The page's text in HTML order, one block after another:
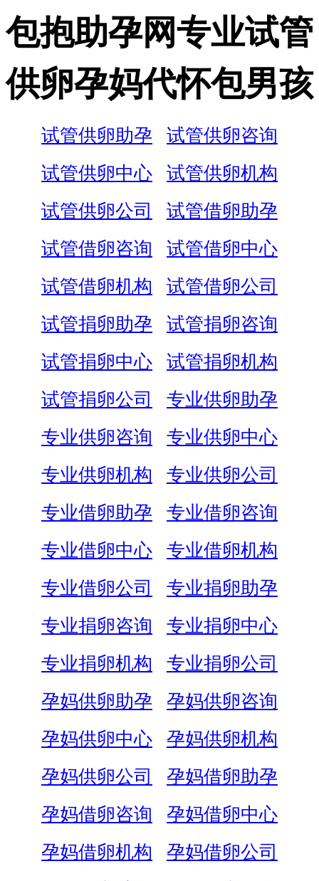
包抱助孕网专业试管
供卵孕妈代怀包男孩
试管供卵助孕
试管供卵咨询
试管供卵中心
试管供卵机构
试管供卵公司
试管借卵助孕
试管借卵咨询
试管借卵中心
试管借卵机构
试管借卵公司
试管捐卵助孕
试管捐卵咨询
试管捐卵中心
试管捐卵机构
试管捐卵公司
专业供卵助孕
专业供卵咨询
专业供卵中心
专业供卵机构
专业供卵公司
专业借卵助孕
专业借卵咨询
专业借卵中心
专业借卵机构
专业借卵公司
专业捐卵助孕
专业捐卵咨询
专业捐卵中心
专业捐卵机构
专业捐卵公司
孕妈供卵助孕
孕妈供卵咨询
孕妈供卵中心
孕妈供卵机构
孕妈供卵公司
孕妈借卵助孕
孕妈借卵咨询
孕妈借卵中心
孕妈借卵机构
孕妈借卵公司